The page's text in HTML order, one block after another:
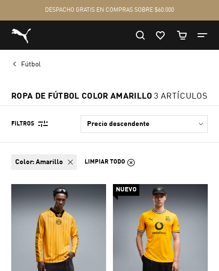
Fútbol
ROPA DE FÚTBOL COLOR AMARILLO 3 ARTÍCULOS
FILTROS
color: Amarillo LIMPIAR TODO
NUEVO